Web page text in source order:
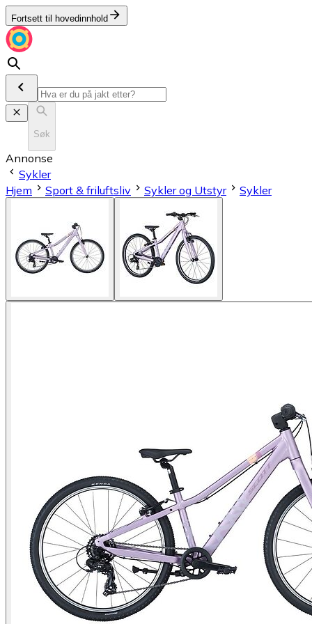
Fortsett til hovedinnhold
Søk
Annonse
Sykler
Hjem
Sport & friluftsliv Sykler og Utstyr Sykler